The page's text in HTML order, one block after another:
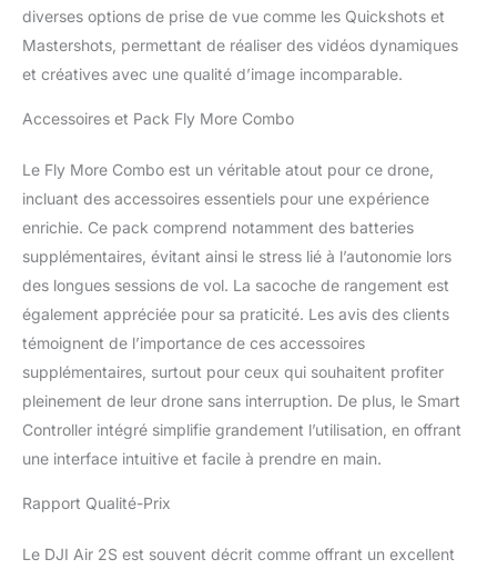
dell'attenzione】
FocusTrack include
Spotlight 2.0, ActiveTrack
4.0 e Point of Interest
semplicissimo per DJI Air
tuo soggetto. 【Un
miliardo di colori】Il
profilo colore Dlog-M a
fino a un miliardo di
colori, mantenendo tutti
quei piccoli dettagli che
faranno risaltare i tuoi
filmati. 【Trasmissione
video max 12 km (FCC)】
DJI Air 2S è dotato della
tecnologia di
trasmissione delle
immagini ultra-fluido,
diverses options de prise de vue comme les Quickshots et
Mastershots, permettant de réaliser des vidéos dynamiques
et créatives avec une qualité d’image incomparable.
Accessoires et Pack Fly More Combo
Le Fly More Combo est un véritable atout pour ce drone,
incluant des accessoires essentiels pour une expérience
enrichie. Ce pack comprend notamment des batteries
supplémentaires, évitant ainsi le stress lié à l’autonomie lors
des longues sessions de vol. La sacoche de rangement est
également appréciée pour sa praticité. Les avis des clients
témoignent de l’importance de ces accessoires
supplémentaires, surtout pour ceux qui souhaitent profiter
pleinement de leur drone sans interruption. De plus, le Smart
Controller intégré simplifie grandement l’utilisation, en offrant
une interface intuitive et facile à prendre en main.
Rapport Qualité-Prix
Le DJI Air 2S est souvent décrit comme offrant un excellent